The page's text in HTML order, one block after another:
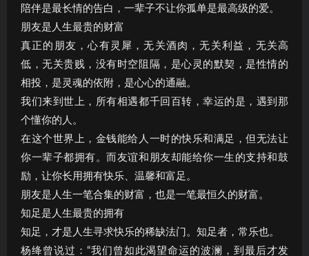
陪伴是最长情的告白，一辈子不让你孤单是最高级的爱。
朋友是人生最贵的财富
真正的朋友，心有灵犀，无关酒肉，无关利益，无关高
低，无关贵贱，没有时空阻隔，是心灵的默契，是性情的
相投，是灵魂的依附，是心心的通融。
我们来到世上，所有相遇都千回百转，幸运的是，遇到那
个懂你的人。
在这个世界上，金钱能给人一时的快乐和满足，但无法让
你一辈子都拥有。而友谊和朋友却能给你一生的支持和鼓
励，让你长用拥有快乐、温馨和富足。
朋友是人生一笔合集的财富，也是一笔最恒久的财富。
知足是人生最贵的拥有
知足，才是人生寻求快乐的稀缺法门。知足者，常乐也。
杨绛曾说过：“我们曾如此渴望命运的波澜，到最后才发